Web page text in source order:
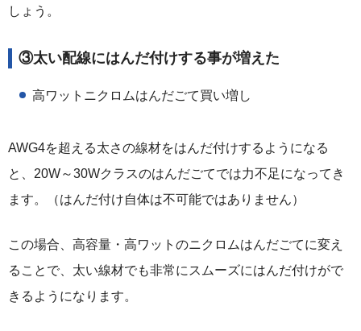
しょう。
③太い配線にはんだ付けする事が増えた
高ワットニクロムはんだごて買い増し
AWG4を超える太さの線材をはんだ付けするようになる
と、20W～30Wクラスのはんだごてでは力不足になってき
ます。（はんだ付け自体は不可能ではありません）
この場合、高容量・高ワットのニクロムはんだごてに変え
ることで、太い線材でも非常にスムーズにはんだ付けがで
きるようになります。